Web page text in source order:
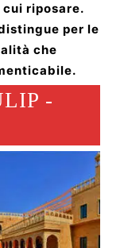
riposare.
per le
che
-